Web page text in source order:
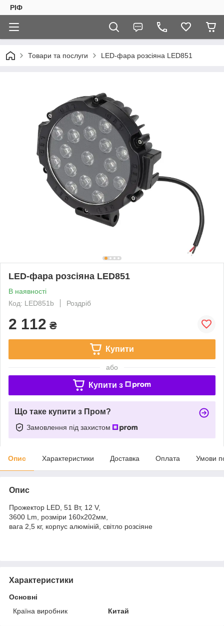
РІФ
Товари та послуги LED-фара розсіяна LED851
LED-фара розсіяна LED851
В наявності
Код: LED851b
Роздріб
2 112 ₴
Купити
або
Купити з
Що таке купити з Пром?
Замовлення під захистом
Опис Характеристики Доставка Оплата Умови
Опис
Прожектор LED, 51 Вт, 12 V,
3600 Lm, розміри 160х202мм,
вага 2,5 кг, корпус алюміній, світло розсіяне
Характеристики
Основні
Країна виробник
Китай